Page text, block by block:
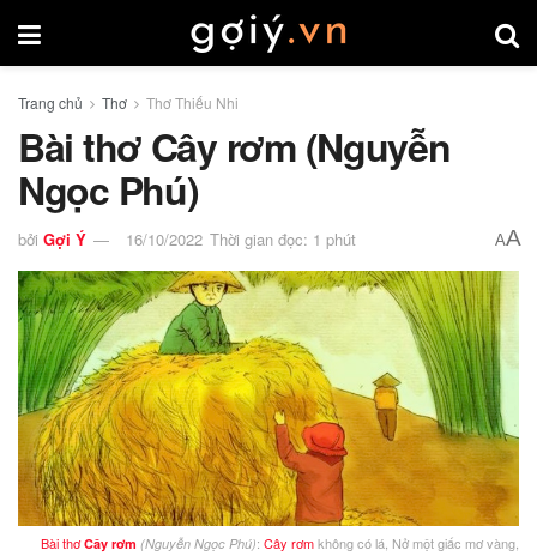
Trang chủ Thơ Thơ Thiếu Nhi
Bài thơ Cây rơm (Nguyễn
Ngọc Phú)
bởi Gợi Ý 16/10/2022 Thời gian đọc: 1 phút AA
Bài thơCây rơm (Nguyễn Ngọc Phú): Cây rơmkhông có lá, Nở một giấc mơ vàng,